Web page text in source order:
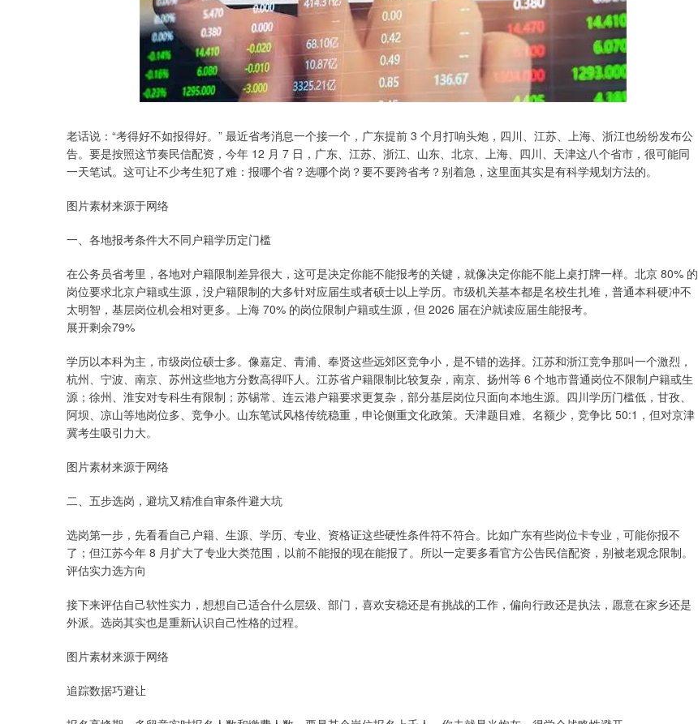
老话说：“考得好不如报得好。” 最近省考消息一个接一个，广东提前 3 个月打响头炮，四川、江苏、上海、浙江也纷纷发布公
告。要是按照这节奏民信配资，今年 12 月 7 日，广东、江苏、浙江、山东、北京、上海、四川、天津这八个省市，很可能同
一天笔试。这可让不少考生犯了难：报哪个省？选哪个岗？要不要跨省考？别着急，这里面其实是有科学规划方法的。
图片素材来源于网络
一、各地报考条件大不同户籍学历定门槛
在公务员省考里，各地对户籍限制差异很大，这可是决定你能不能报考的关键，就像决定你能不能上桌打牌一样。北京 80% 的
岗位要求北京户籍或生源，没户籍限制的大多针对应届生或者硕士以上学历。市级机关基本都是名校生扎堆，普通本科硬冲不
太明智，基层岗位机会相对更多。上海 70% 的岗位限制户籍或生源，但 2026 届在沪就读应届生能报考。
展开剩余79%
学历以本科为主，市级岗位硕士多。像嘉定、青浦、奉贤这些远郊区竞争小，是不错的选择。江苏和浙江竞争那叫一个激烈，
杭州、宁波、南京、苏州这些地方分数高得吓人。江苏省户籍限制比较复杂，南京、扬州等 6 个地市普通岗位不限制户籍或生
源；徐州、淮安对专科生有限制；苏锡常、连云港户籍要求更复杂，部分基层岗位只面向本地生源。四川学历门槛低，甘孜、
阿坝、凉山等地岗位多、竞争小。山东笔试风格传统稳重，申论侧重文化政策。天津题目难、名额少，竞争比 50:1，但对京津
冀考生吸引力大。
图片素材来源于网络
二、五步选岗，避坑又精准自审条件避大坑
选岗第一步，先看看自己户籍、生源、学历、专业、资格证这些硬性条件符不符合。比如广东有些岗位卡专业，可能你报不
了；但江苏今年 8 月扩大了专业大类范围，以前不能报的现在能报了。所以一定要多看官方公告民信配资，别被老观念限制。
评估实力选方向
接下来评估自己软性实力，想想自己适合什么层级、部门，喜欢安稳还是有挑战的工作，偏向行政还是执法，愿意在家乡还是
外派。选岗其实也是重新认识自己性格的过程。
图片素材来源于网络
追踪数据巧避让
0.35% 深证成指 14055.15 -89.05 -0.63% 沪深300 4639.63 -18.53